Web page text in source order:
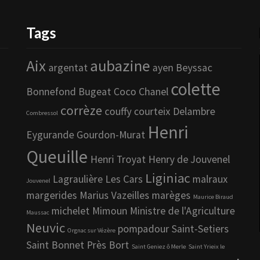
Tags
Aix argentat aubazine ayen Beyssac
Bonnefond Bugeat Coco Chanel colette
Combressol corrèze couffy courteix Delambre
Eygurande Gourdon-Murat Henri
Queuille Henri Troyat Henry de Jouvenel
Jouvenel Lagraulière Les Cars Liginiac malraux
margerides Marius Vazeilles marèges Maurice Biraud
Maussac michelet Mimoun Ministre de l'Agriculture
Neuvic Orgnac sur Vézère pompadourSaint-Setiers
Saint Bonnet Près Bort Saint Geniez ô Merle Saint Yrieix le